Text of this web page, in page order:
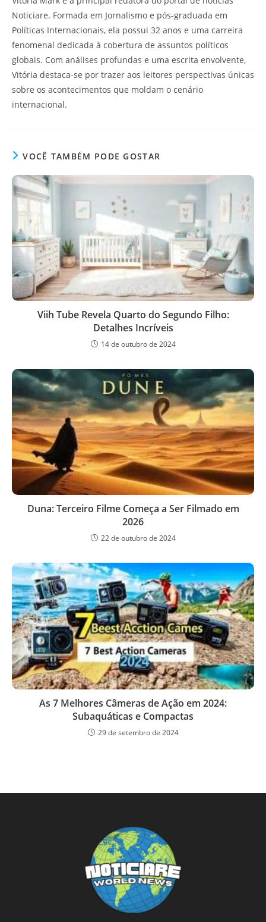
Noticiare. Formada em Jornalismo e pós-graduada em
Políticas Internacionais, ela possui 32 anos e uma carreira
fenomenal dedicada à cobertura de assuntos políticos
globais. Com análises profundas e uma escrita envolvente,
Vitória destaca-se por trazer aos leitores perspectivas únicas
sobre os acontecimentos que moldam o cenário
internacional.
VOCÊ TAMBÉM PODE GOSTAR
Viih Tube Revela Quarto do Segundo Filho:
Detalhes Incríveis
14 de outubro de 2024
Duna: Terceiro Filme Começa a Ser Filmado em
2026
22 de outubro de 2024
As 7 Melhores Câmeras de Ação em 2024:
Subaquáticas e Compactas
29 de setembro de 2024